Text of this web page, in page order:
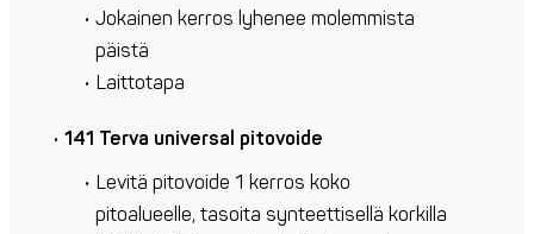
Jokainen kerros lyhenee molemmista
päistä
Laittotapa
141 Terva universal pitovoide
Levitä pitovoide 1 kerros koko
pitoalueelle, tasoita synteettisellä korkilla